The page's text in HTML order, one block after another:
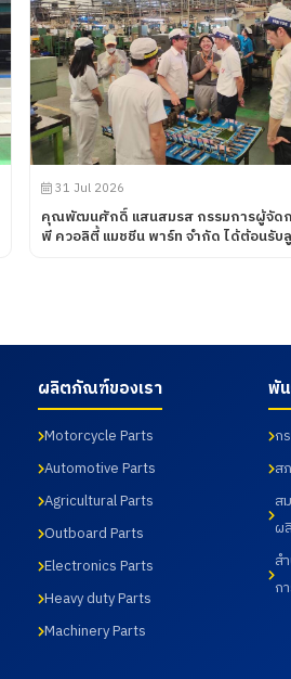
31 Jul 2026
คุณพัฒนศักดิ์ แสนสมรส กรรมการผู้จัด
พี ควอลิตี้ แมชชีน พาร์ท จำกัด ได้ต้อนรับ
ผลิตภัณฑ์ของเรา
Motorcycle Parts
Automotive Parts
Agricultural Parts
Outboard Parts
Electronics Parts
Heavy duty Parts
Machinery Parts
พั
ก
ส
ส
ผ
ส
ก